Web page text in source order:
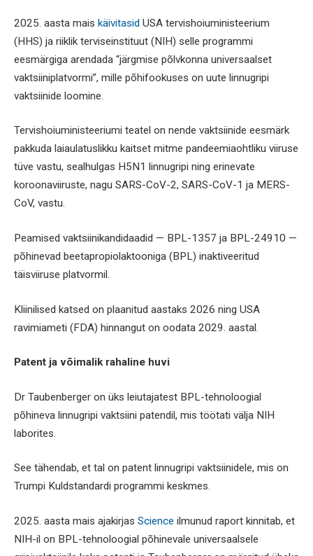
2025. aasta mais käivitasid USA tervishoiuministeerium
(HHS) ja riiklik terviseinstituut (NIH) selle programmi
eesmärgiga arendada “järgmise põlvkonna universaalset
vaktsiiniplatvormi”, mille põhifookuses on uute linnugripi
vaktsiinide loomine.
Tervishoiuministeeriumi teatel on nende vaktsiinide eesmärk
pakkuda laiaulatuslikku kaitset mitme pandeemiaohtliku viiruse
tüve vastu, sealhulgas H5N1 linnugripi ning erinevate
koroonaviiruste, nagu SARS-CoV-2, SARS-CoV-1 ja MERS-
CoV, vastu.
Peamised vaktsiinikandidaadid — BPL-1357 ja BPL-24910 —
põhinevad beetapropiolaktooniga (BPL) inaktiveeritud
täisviiruse platvormil.
Kliinilised katsed on plaanitud aastaks 2026 ning USA
ravimiameti (FDA) hinnangut on oodata 2029. aastal.
Patent ja võimalik rahaline huvi
Dr Taubenberger on üks leiutajatest BPL-tehnoloogial
põhineva linnugripi vaktsiini patendil, mis töötati välja NIH
laborites.
See tähendab, et tal on patent linnugripi vaktsiinidele, mis on
Trumpi Kuldstandardi programmi keskmes.
2025. aasta mais ajakirjas Science ilmunud raport kinnitab, et
NIH-il on BPL-tehnoloogial põhinevale universaalsele